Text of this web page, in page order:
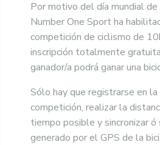
Por motivo del día mundial
Number One Sport ha
competición de ciclismo de
inscripción totalmente
ganador/a podrá ganar una
Sólo hay que registrarse en la
competición, realizar la
tiempo posible y sincronizar
generado por el GPS de la